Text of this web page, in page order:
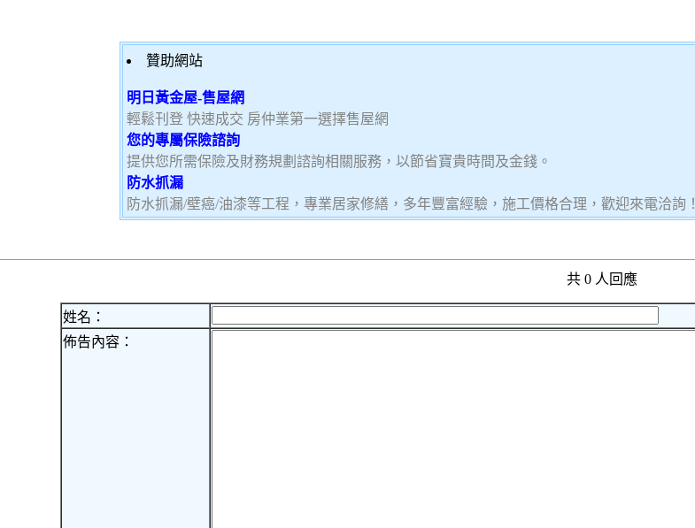
贊助網站
明日黃金屋-售屋網
輕鬆刊登 快速成交 房仲業第一選擇售屋網
您的專屬保險諮詢
提供您所需保險及財務規劃諮詢相關服務，以節省寶貴時間及金錢。
防水抓漏
防水抓漏/壁癌/油漆等工程，專業居家修繕，多年豐富經驗，施工價格合理，歡迎來電洽詢！
共 0 人回應
姓名：
佈告內容：